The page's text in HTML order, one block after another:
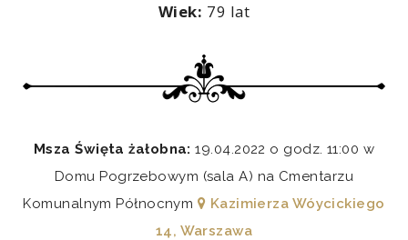
Wiek: 79 lat
Msza Święta żałobna: 19.04.2022 o godz. 11:00 w
Domu Pogrzebowym (sala A) na Cmentarzu
Komunalnym Północnym
Kazimierza Wóycickiego
14, Warszawa